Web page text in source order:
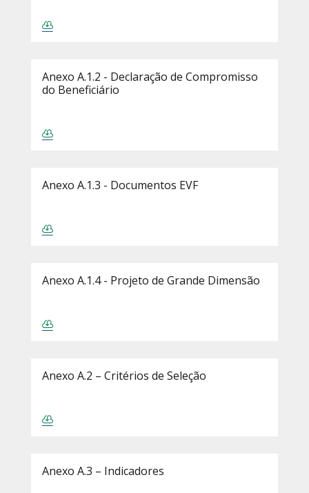
Anexo A.1.2 - Declaração de Compromisso
do Beneficiário
Anexo A.1.3 - Documentos EVF
Anexo A.1.4 - Projeto de Grande Dimensão
Anexo A.2 – Critérios de Seleção
Anexo A.3 – Indicadores